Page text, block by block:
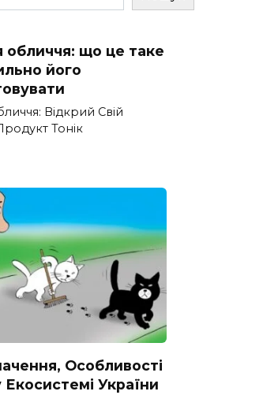
обличчя: що це таке
його
Відкрий Свій
Тонік
Особливості
Екосистемі України